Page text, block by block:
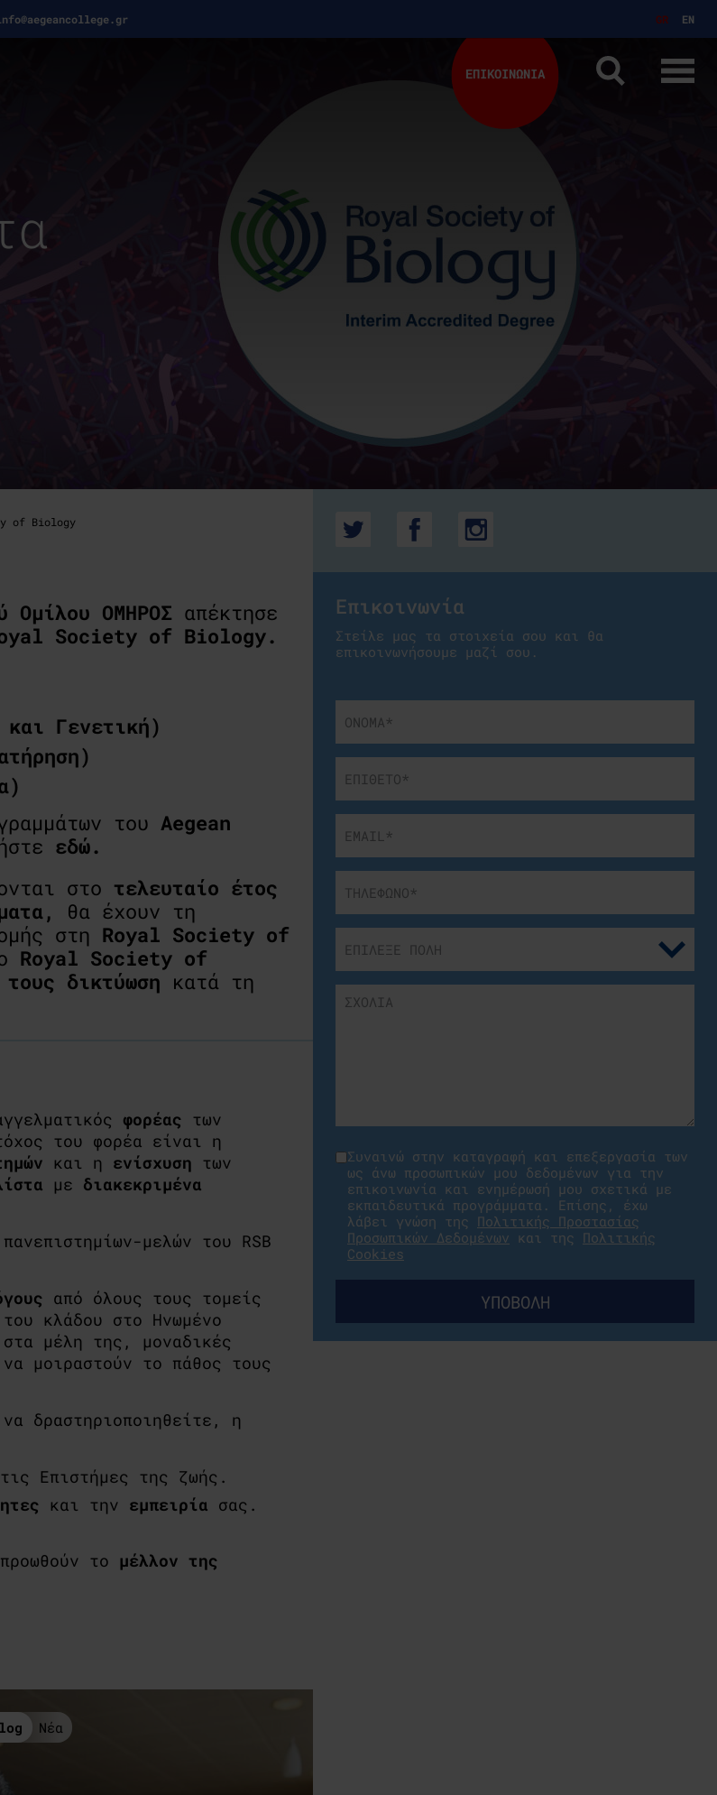
GR EN
ΕΠΙΚΟΙΝΩΝΙΑ
of Biology
Ομίλου ΟΜΗΡΟΣ απέκτησε
Society of Biology.
Γενετική)
του Aegean
εδώ.
στο τελευταίο έτος
θα έχουν τη
στη Royal Society of
Royal Society of
τους δικτύωση κατά τη
φορέας των
του φορέα είναι η
και η ενίσχυση των
με διακεκριμένα
μελών του RSB
από όλους τους τομείς
του κλάδου στο Ηνωμένο
μέλη της, μοναδικές
μοιραστούν το πάθος τους
δραστηριοποιηθείτε, η
τις Επιστήμες της ζωής.
και την εμπειρία σας.
το μέλλον της
Νέα
Επικοινωνία
Στείλε μας τα στοιχεία σου και θα
επικοινωνήσουμε μαζί σου.
Συναινώ στην καταγραφή και επεξεργασία των
ως άνω προσωπικών μου δεδομένων για την
επικοινωνία και ενημέρωσή μου σχετικά με
εκπαιδευτικά προγράμματα. Επίσης, έχω
λάβει γνώση της Πολιτικής Προστασίας
Προσωπικών Δεδομένων και της Πολιτικής
Cookies